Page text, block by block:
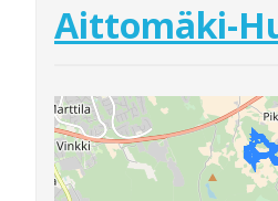
Aittomäki-